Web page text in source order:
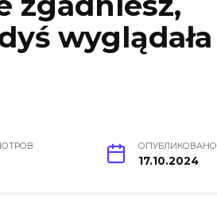
wyglądała
ОПУБЛИКОВАНО
17.10.2024